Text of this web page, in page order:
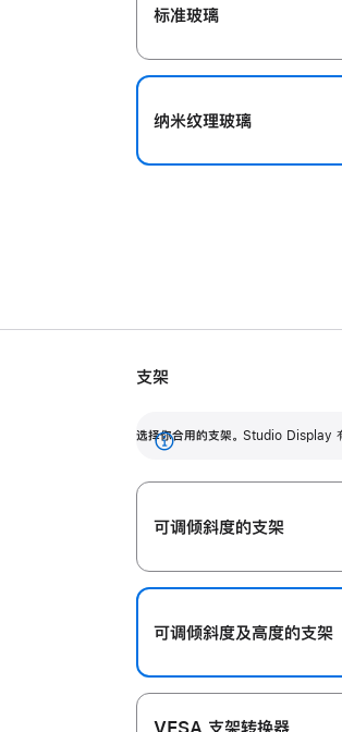
标准玻璃
纳米纹理玻璃
调节范围。
支架
选择你合用的支架。 Studio Display 有
展
开
可调倾斜度的支架
可调倾斜度及高‍度的支‍架
VESA 支架转换器